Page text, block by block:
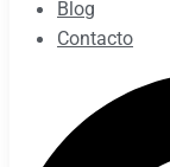
Blog
Contacto